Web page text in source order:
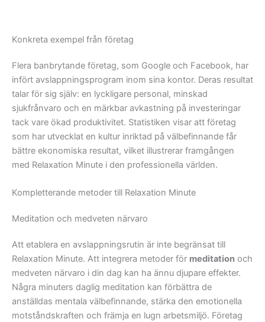
Konkreta exempel från företag
Flera banbrytande företag, som Google och Facebook, har
infört avslappningsprogram inom sina kontor. Deras resultat
talar för sig själv: en lyckligare personal, minskad
sjukfrånvaro och en märkbar avkastning på investeringar
tack vare ökad produktivitet. Statistiken visar att företag
som har utvecklat en kultur inriktad på välbefinnande får
bättre ekonomiska resultat, vilket illustrerar framgången
med Relaxation Minute i den professionella världen.
Kompletterande metoder till Relaxation Minute
Meditation och medveten närvaro
Att etablera en avslappningsrutin är inte begränsat till
Relaxation Minute. Att integrera metoder för meditation och
medveten närvaro i din dag kan ha ännu djupare effekter.
Några minuters daglig meditation kan förbättra de
anställdas mentala välbefinnande, stärka den emotionella
motståndskraften och främja en lugn arbetsmiljö. Företag